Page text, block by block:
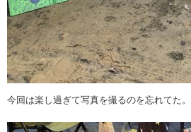
今回は楽し過ぎて写真を撮るのを忘れてた。